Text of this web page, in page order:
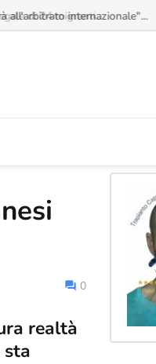
all'arbitrato internazionale"...
0
realtà
sta